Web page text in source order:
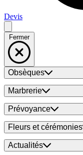
Devis
Fermer
Obsèques
Marbrerie
Prévoyance
Fleurs et cérémonies
Actualités